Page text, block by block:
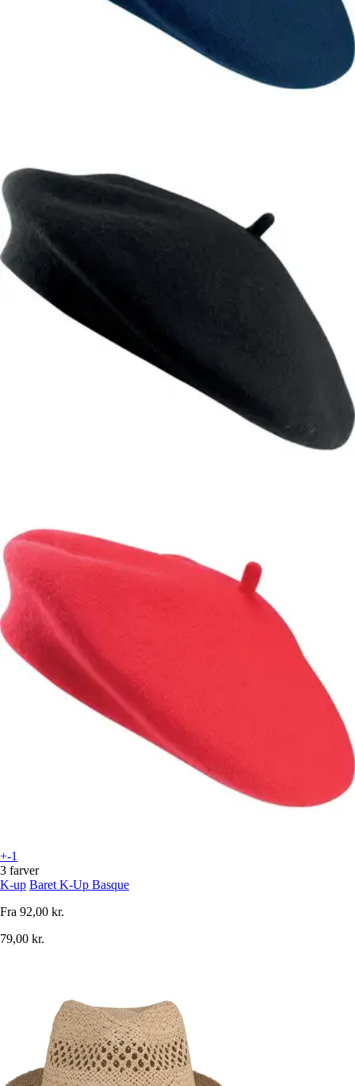
+-1
3 farver
K-up Baret K-Up Basque
Fra 92,00 kr.
79,00 kr.